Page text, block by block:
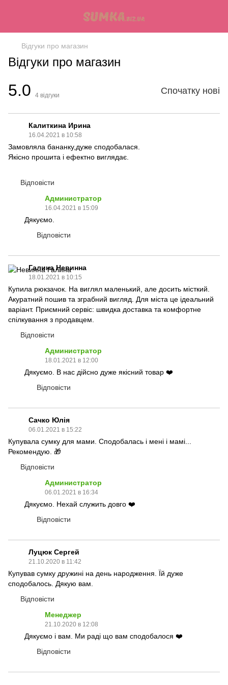
Відгуки про магазин
Відгуки про магазин
5.0 4 відгуки Спочатку нові
Калиткина Ирина
16.04.2021 в 10:58
Замовляла бананку,дуже сподобалася.
Якісно прошита і ефектно виглядає.
Відповісти
Администратор
16.04.2021 в 15:09
Дякуємо.
Відповісти
Галина Невинна
18.01.2021 в 10:15
Купила рюкзачок. На виглял маленький, але досить місткий.
Акуратний пошив та зграбний вигляд. Для міста це ідеальний
варіант. Приємний сервіс: швидка доставка та комфортне
спілкування з продавцем.
Відповісти
Администратор
18.01.2021 в 12:00
Дякуємо. В нас дійсно дуже якісний товар ❤️
Відповісти
Сачко Юлія
06.01.2021 в 15:22
Купувала сумку для мами. Сподобалась і мені і мамі...
Рекомендую. 🎁
Відповісти
Администратор
06.01.2021 в 16:34
Дякуємо. Нехай служить довго ❤️
Відповісти
Луцюк Сергей
21.10.2020 в 11:42
Купував сумку дружині на день народження. Їй дуже
сподобалось. Дякую вам.
Відповісти
Менеджер
21.10.2020 в 12:08
Дякуємо і вам. Ми раді що вам сподобалося ❤️
Відповісти